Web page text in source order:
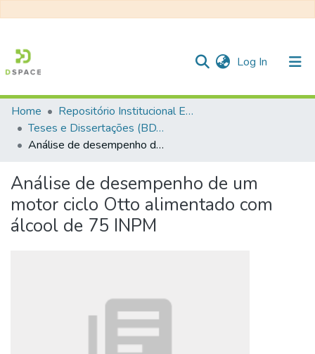
Log In (current)
Communities & Collections
All of DSpace
Statistics
Home
Repositório Institucional EESC
Teses e Dissertações (BDTD USP)
Análise de desempenho de um motor ciclo Otto alimentado com álcool de 75 INPM
Análise de desempenho de um
motor ciclo Otto alimentado com
álcool de 75 INPM